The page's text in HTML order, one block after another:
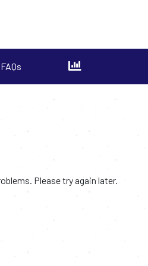
FAQs
Please try again later.